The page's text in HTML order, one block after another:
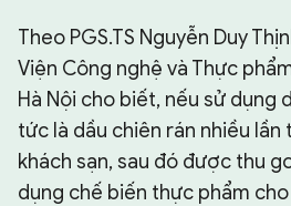
Theo PGS.TS Nguyễn Duy
Viện Công nghệ và Thực
Hà Nội cho biết, nếu sử dụng
tức là dầu chiên rán nhiều lần
khách sạn, sau đó được thu
dụng chế biến thực phẩm